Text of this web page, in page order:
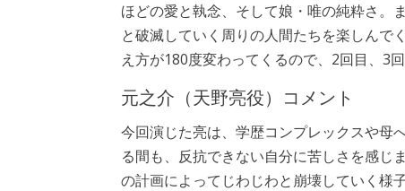
ほどの愛と執念、そして娘・唯の純粋さ。
と破滅していく周りの人間たちを楽しんで
え方が180度変わってくるので、2回目、3
元之介（天野亮役）コメント
今回演じた亮は、学歴コンプレックスや母
る間も、反抗できない自分に苦しさを感じ
の計画によってじわじわと崩壊していく様